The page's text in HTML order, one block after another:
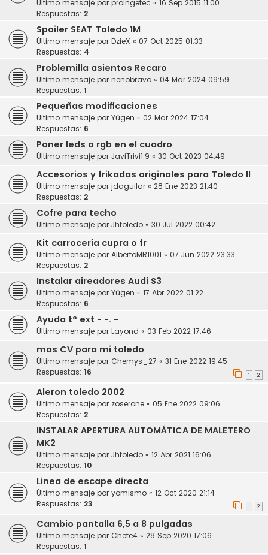
Último mensaje por proingetec « 16 Sep 2015 11:00
Respuestas: 2
Spoiler SEAT Toledo 1M
Último mensaje por DzieX « 07 Oct 2025 01:33
Respuestas: 4
Problemilla asientos Recaro
Último mensaje por nenobravo « 04 Mar 2024 09:59
Respuestas: 1
Pequeñas modificaciones
Último mensaje por Yügen « 02 Mar 2024 17:04
Respuestas: 6
Poner leds o rgb en el cuadro
Último mensaje por JaviTrivi1.9 « 30 Oct 2023 04:49
Accesorios y frikadas originales para Toledo II
Último mensaje por jdaguilar « 28 Ene 2023 21:40
Respuestas: 2
Cofre para techo
Último mensaje por Jhtoledo « 30 Jul 2022 00:42
Kit carrocería cupra o fr
Último mensaje por AlbertoMR1001 « 07 Jun 2022 23:33
Respuestas: 2
Instalar aireadores Audi S3
Último mensaje por Yügen « 17 Abr 2022 01:22
Respuestas: 6
Ayuda t° ext - -. -
Último mensaje por Layond « 03 Feb 2022 17:46
mas CV para mi toledo
Último mensaje por Chemys_27 « 31 Ene 2022 19:45
Respuestas: 16 1 2
Aleron toledo 2002
Último mensaje por zoserone « 05 Ene 2022 09:06
Respuestas: 2
INSTALAR APERTURA AUTOMÁTICA DE MALETERO
MK2
Último mensaje por Jhtoledo « 12 Abr 2021 16:06
Respuestas: 10
Linea de escape directa
Último mensaje por yomismo « 12 Oct 2020 21:14
Respuestas: 23 1 2
Cambio pantalla 6,5 a 8 pulgadas
Último mensaje por Chete4 « 28 Sep 2020 17:06
Respuestas: 1